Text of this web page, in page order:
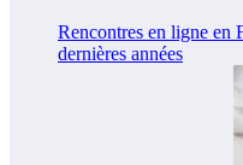
Rencontres en ligne en
dernières années